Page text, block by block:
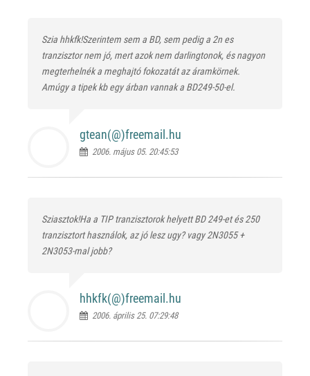
Szia hhkfk!Szerintem sem a BD, sem pedig a 2n es
tranzisztor nem jó, mert azok nem darlingtonok, és nagyon
megterhelnék a meghajtó fokozatát az áramkörnek.
Amúgy a tipek kb egy árban vannak a BD249-50-el.
gtean(@)freemail.hu
2006. május 05. 20:45:53
Sziasztok!Ha a TIP tranzisztorok helyett BD 249-et és 250
tranzisztort használok, az jó lesz ugy? vagy 2N3055 +
2N3053-mal jobb?
hhkfk(@)freemail.hu
2006. április 25. 07:29:48